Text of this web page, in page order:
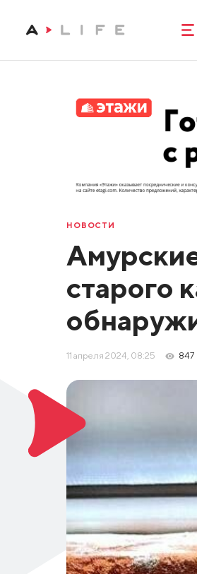
НОВОСТИ
старого
11 апреля 2024, 08:25 847